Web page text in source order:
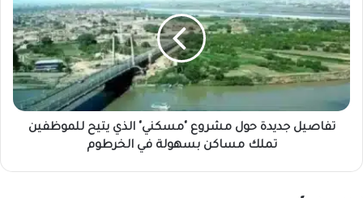
حول
مشروع
"مسكني"
الذي
يتيح
تملك
مساكن
تفاصيل جديدة حول مشروع "مسكني" الذي يتيح للموظفين
تملك مساكن بسهولة في الخرطوم